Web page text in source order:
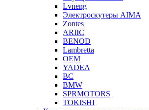
Lvneng
Электроскутеры AIMA
Zontes
ARIIC
BENOD
Lambretta
OEM
YADEA
BC
BMW
SPRMOTORS
TOKISHI